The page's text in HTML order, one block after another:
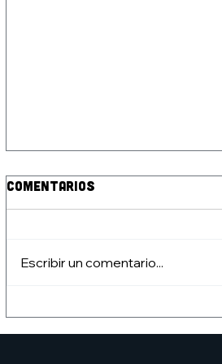
Comentarios
Escribir un comentario...